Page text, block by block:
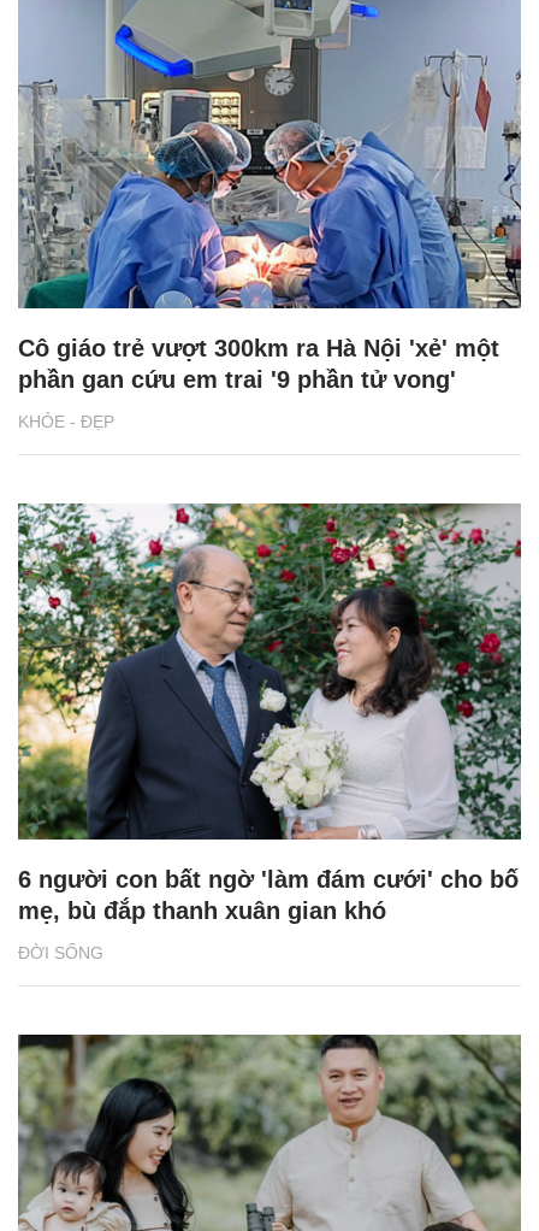
KHỎE - ĐẸP
Cô giáo trẻ vượt 300km ra Hà Nội 'xẻ' một
phần gan cứu em trai '9 phần tử vong'
ĐỜI SỐNG
6 người con bất ngờ 'làm đám cưới' cho bố
mẹ, bù đắp thanh xuân gian khó